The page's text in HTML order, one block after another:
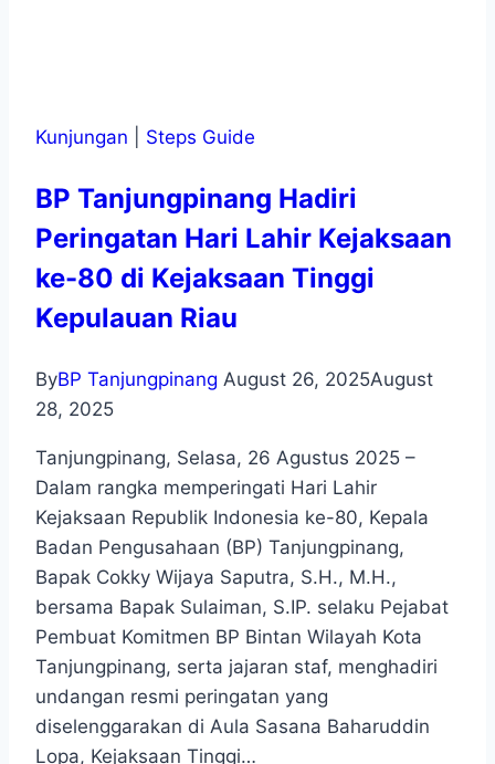
Kunjungan Steps Guide
BP Tanjungpinang Hadiri
Peringatan Hari Lahir Kejaksaan
ke-80 di Kejaksaan Tinggi
Kepulauan Riau
ByBP Tanjungpinang August 26, 2025August
28, 2025
Tanjungpinang, Selasa, 26 Agustus 2025 –
Dalam rangka memperingati Hari Lahir
Kejaksaan Republik Indonesia ke-80, Kepala
Badan Pengusahaan (BP) Tanjungpinang,
Bapak Cokky Wijaya Saputra, S.H., M.H.,
bersama Bapak Sulaiman, S.IP. selaku Pejabat
Pembuat Komitmen BP Bintan Wilayah Kota
Tanjungpinang, serta jajaran staf, menghadiri
undangan resmi peringatan yang
diselenggarakan di Aula Sasana Baharuddin
Lopa, Kejaksaan Tinggi…